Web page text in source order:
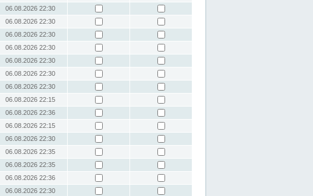
06.08.2026 22:30
06.08.2026 22:30
06.08.2026 22:30
06.08.2026 22:30
06.08.2026 22:30
06.08.2026 22:30
06.08.2026 22:30
06.08.2026 22:15
06.08.2026 22:36
06.08.2026 22:15
06.08.2026 22:30
06.08.2026 22:35
06.08.2026 22:35
06.08.2026 22:36
06.08.2026 22:30